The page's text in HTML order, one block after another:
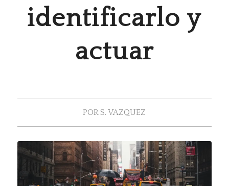
identificarlo y
actuar
PORS. VAZQUEZ